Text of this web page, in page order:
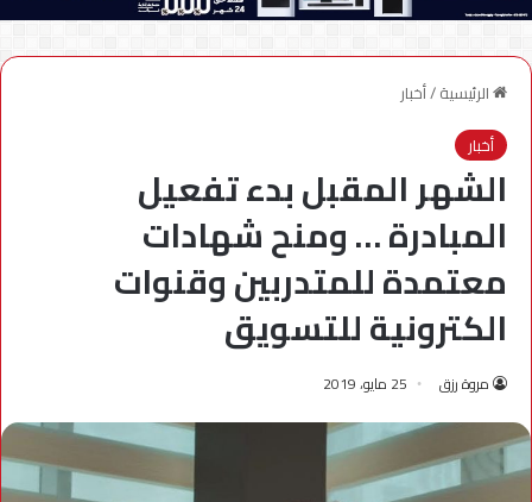
الرئيسية/أخبار
أخبار
الشهر المقبل بدء تفعيل
المبادرة … ومنح شهادات
معتمدة للمتدربين وقنوات
الكترونية للتسويق
مروة رزق 25 مايو، 2019